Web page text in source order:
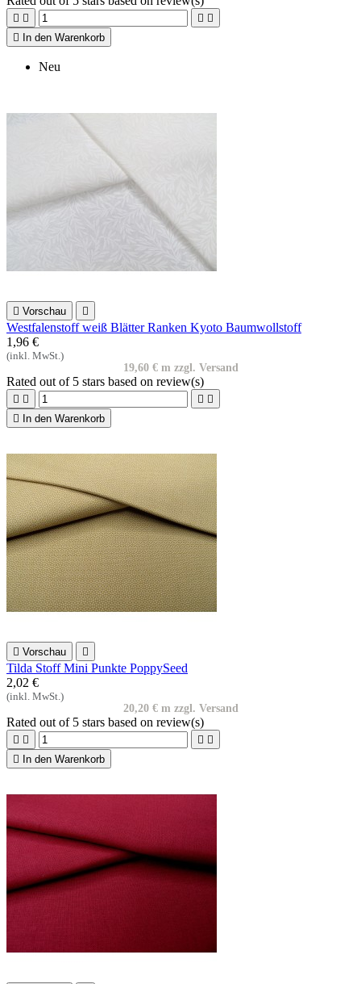
   

In den Warenkorb
Neu
 Vorschau 
Westfalenstoff weiß Blätter Ranken Kyoto Baumwollstoff
1,96 €
(inkl. MwSt.)
19,60 € m zzgl. Versand
Rated out of 5 stars based on review(s)
   

In den Warenkorb
 Vorschau 
Tilda Stoff Mini Punkte PoppySeed
2,02 €
(inkl. MwSt.)
20,20 € m zzgl. Versand
Rated out of 5 stars based on review(s)
   

In den Warenkorb